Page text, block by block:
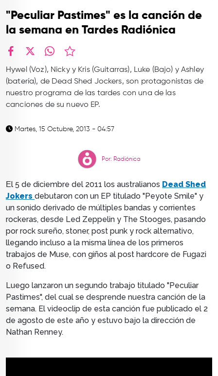
QUIÉNES SOMOS
"Peculiar Pastimes" es la canción de
la semana en Tardes Radiónica
Hywel (Voz), Nicky y Kris (Guitarras), Luke (Bajo) y Ashley
(batería), de Dead Shed Jockers, son protagonistas de
nuestro programa de las tardes con una de las
canciones de su nuevo EP.
Martes, 15 Octubre, 2013 - 04:57
Por: Radiónica
El 5 de diciembre del 2011 los australianos Dead Shed
Jokers debutaron con un EP titulado "Peyote Smile" y
un sonido derivado de múltiples bandas y corrientes
rockeras, desde Led Zeppelin y The Stooges, pasando
por rock sureño, stoner, post punk y rock alternativo,
llegando incluso a la misma línea de los primeros
trabajos de Muse, con giños al post hardcore de Fugazi
o Refused.
Luego lanzaron un segundo trabajo titulado "Peculiar
Pastimes", del cual se desprende nuestra canción de la
semana. El videoclip de esta canción fue publicado el 2
de agosto de este año y estuvo bajo la dirección de
Nathan Renney.